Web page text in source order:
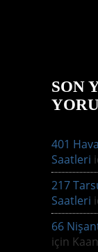
SON
401
Saatleri
217
Saatleri
66
için Kaan